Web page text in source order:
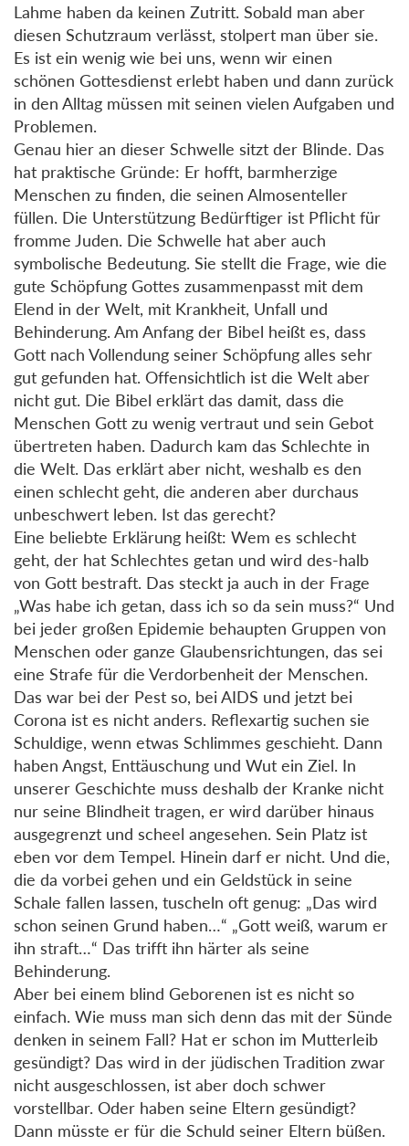
Lahme haben da keinen Zutritt. Sobald man aber
diesen Schutzraum verlässt, stolpert man über sie.
Es ist ein wenig wie bei uns, wenn wir einen
schönen Gottesdienst erlebt haben und dann zurück
in den Alltag müssen mit seinen vielen Aufgaben und
Problemen.
Genau hier an dieser Schwelle sitzt der Blinde. Das
hat praktische Gründe: Er hofft, barmherzige
Menschen zu finden, die seinen Almosenteller
füllen. Die Unterstützung Bedürftiger ist Pflicht für
fromme Juden. Die Schwelle hat aber auch
symbolische Bedeutung. Sie stellt die Frage, wie die
gute Schöpfung Gottes zusammenpasst mit dem
Elend in der Welt, mit Krankheit, Unfall und
Behinderung. Am Anfang der Bibel heißt es, dass
Gott nach Vollendung seiner Schöpfung alles sehr
gut gefunden hat. Offensichtlich ist die Welt aber
nicht gut. Die Bibel erklärt das damit, dass die
Menschen Gott zu wenig vertraut und sein Gebot
übertreten haben. Dadurch kam das Schlechte in
die Welt. Das erklärt aber nicht, weshalb es den
einen schlecht geht, die anderen aber durchaus
unbeschwert leben. Ist das gerecht?
Eine beliebte Erklärung heißt: Wem es schlecht
geht, der hat Schlechtes getan und wird des-halb
von Gott bestraft. Das steckt ja auch in der Frage
„Was habe ich getan, dass ich so da sein muss?“ Und
bei jeder großen Epidemie behaupten Gruppen von
Menschen oder ganze Glaubensrichtungen, das sei
eine Strafe für die Verdorbenheit der Menschen.
Das war bei der Pest so, bei AIDS und jetzt bei
Corona ist es nicht anders. Reflexartig suchen sie
Schuldige, wenn etwas Schlimmes geschieht. Dann
haben Angst, Enttäuschung und Wut ein Ziel. In
unserer Geschichte muss deshalb der Kranke nicht
nur seine Blindheit tragen, er wird darüber hinaus
ausgegrenzt und scheel angesehen. Sein Platz ist
eben vor dem Tempel. Hinein darf er nicht. Und die,
die da vorbei gehen und ein Geldstück in seine
Schale fallen lassen, tuscheln oft genug: „Das wird
schon seinen Grund haben…“ „Gott weiß, warum er
ihn straft…“ Das trifft ihn härter als seine
Behinderung.
Aber bei einem blind Geborenen ist es nicht so
einfach. Wie muss man sich denn das mit der Sünde
denken in seinem Fall? Hat er schon im Mutterleib
gesündigt? Das wird in der jüdischen Tradition zwar
nicht ausgeschlossen, ist aber doch schwer
vorstellbar. Oder haben seine Eltern gesündigt?
Dann müsste er für die Schuld seiner Eltern büßen.